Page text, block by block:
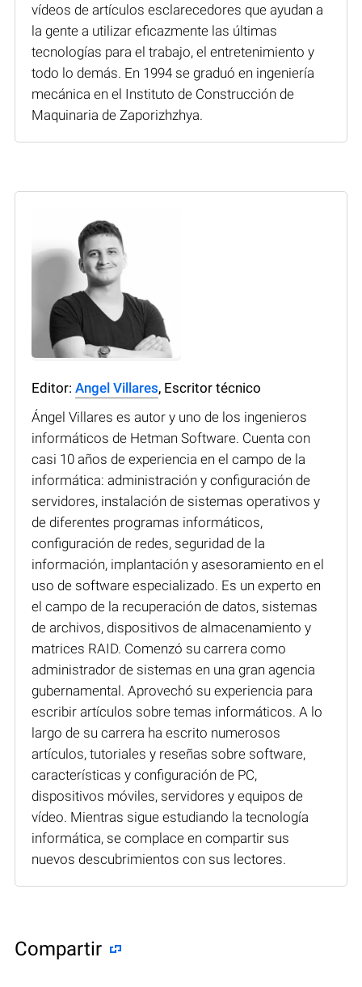
vídeos de artículos esclarecedores que ayudan a
la gente a utilizar eficazmente las últimas
tecnologías para el trabajo, el entretenimiento y
todo lo demás. En 1994 se graduó en ingeniería
mecánica en el Instituto de Construcción de
Maquinaria de Zaporizhzhya.
Editor: Angel Villares, Escritor técnico
Ángel Villares es autor y uno de los ingenieros
informáticos de Hetman Software. Cuenta con
casi 10 años de experiencia en el campo de la
informática: administración y configuración de
servidores, instalación de sistemas operativos y
de diferentes programas informáticos,
configuración de redes, seguridad de la
información, implantación y asesoramiento en el
uso de software especializado. Es un experto en
el campo de la recuperación de datos, sistemas
de archivos, dispositivos de almacenamiento y
matrices RAID. Comenzó su carrera como
administrador de sistemas en una gran agencia
gubernamental. Aprovechó su experiencia para
escribir artículos sobre temas informáticos. A lo
largo de su carrera ha escrito numerosos
artículos, tutoriales y reseñas sobre software,
características y configuración de PC,
dispositivos móviles, servidores y equipos de
vídeo. Mientras sigue estudiando la tecnología
informática, se complace en compartir sus
nuevos descubrimientos con sus lectores.
Compartir